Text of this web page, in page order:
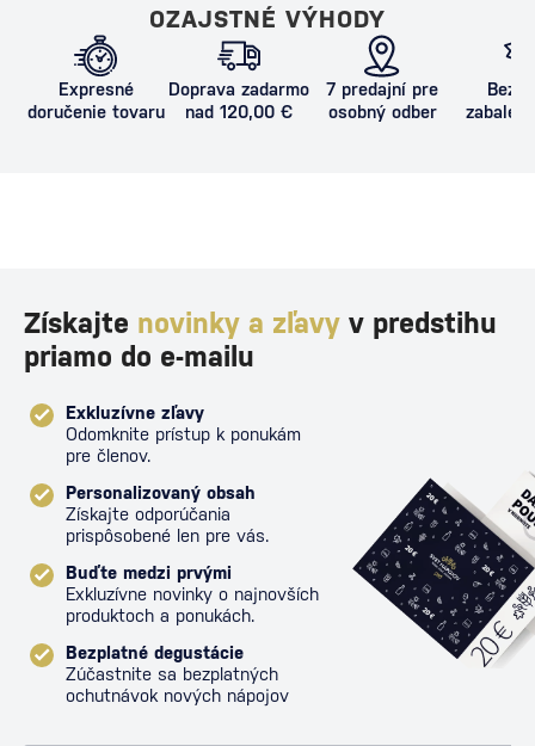
OZAJSTNÉ VÝHODY
Expresné
doručenie tovaru
Doprava zadarmo
nad 120,00 €
7 predajní pre
osobný odber
Získajte novinky a zľavy v predstihu
priamo do e-mailu
Exkluzívne zľavy
Odomknite prístup k ponukám
pre členov.
Personalizovaný obsah
Získajte odporúčania
prispôsobené len pre vás.
Buďte medzi prvými
Exkluzívne novinky o najnovších
produktoch a ponukách.
Bezplatné degustácie
Zúčastnite sa bezplatných
ochutnávok nových nápojov